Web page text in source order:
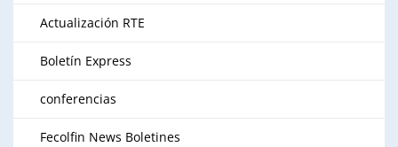
Actualización RTE
Boletín Express
conferencias
Fecolfin News Boletines